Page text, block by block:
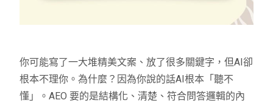
你可能寫了一大堆精美文案、放了很多關鍵字，但AI卻
根本不理你。為什麼？因為你說的話AI根本「聽不
懂」。AEO 要的是結構化、清楚、符合問答邏輯的內